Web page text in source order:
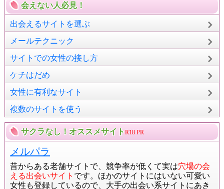
会えない人必見！
出会えるサイトを選ぶ
メールテクニック
サイトでの女性の接し方
ケチはだめ
女性に有利なサイト
複数のサイトを使う
サクラなし！オススメサイトR18 PR
メルパラ
昔からある老舗サイトで、競争率が低くて実は穴場の会
える出会いサイト です。ほかのサイトにはいない可愛い
女性も登録しているので、大手の出会い系サイトにあき